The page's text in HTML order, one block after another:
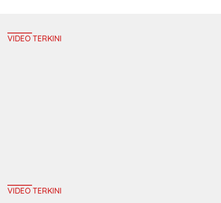
VIDEO TERKINI
VIDEO TERKINI